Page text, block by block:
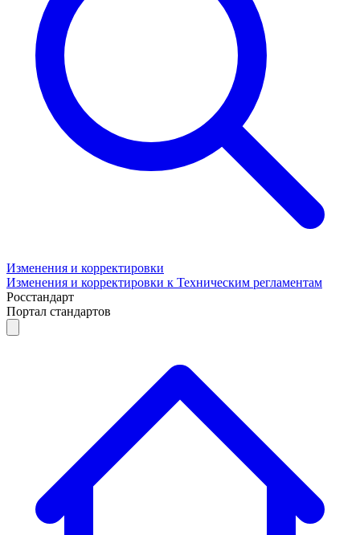
Изменения и корректировки
Изменения и корректировки к Техническим регламентам
Росстандарт
Портал стандартов